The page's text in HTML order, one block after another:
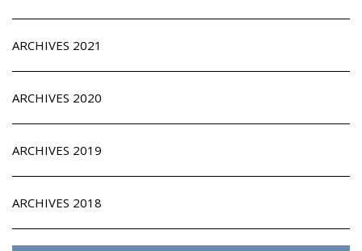
ARCHIVES 2021
ARCHIVES 2020
ARCHIVES 2019
ARCHIVES 2018